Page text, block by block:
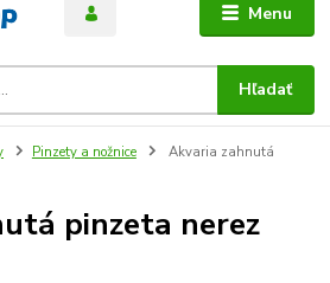
Menu
Hľadať
Pinzety a nožnice
Akvaria zahnutá
pinzeta nerez